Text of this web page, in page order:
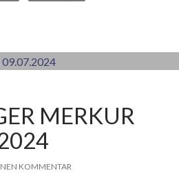
MERKUR
KOMMENTAR